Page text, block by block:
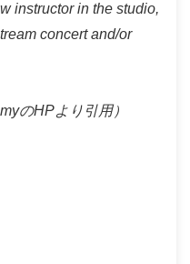
instructor in the studio,
concert and/or
のHPより引用）